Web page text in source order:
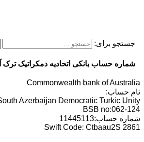
جستجو برای:
شماره حساب بانکی اتحادیه دمکراتیک ترک
Commonwealth bank of Australia
نام حساب:
Azerbaijan Democratic Turkic Unity
BSB no:062-124
شماره حساب:11445113
Swift Code: Ctbaau2S 2861